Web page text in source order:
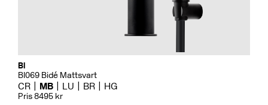
Bi
BI069 Bidé Mattsvart
CR MB LU BR HG
Pris 8495 kr